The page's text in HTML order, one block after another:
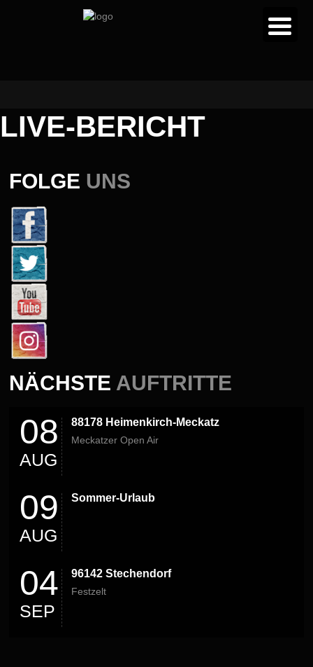
LIVE-BERICHT
FOLGE UNS
NÄCHSTE AUFTRITTE
08
AUG
88178 Heimenkirch-Meckatz
Meckatzer Open Air
09
AUG
Sommer-Urlaub
04
SEP
96142 Stechendorf
Festzelt